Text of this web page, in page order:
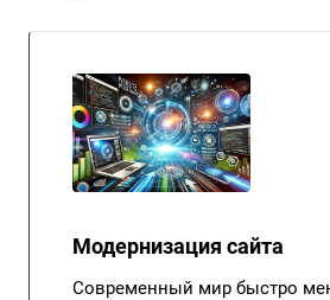
Модернизация сайта
Современный мир быстро